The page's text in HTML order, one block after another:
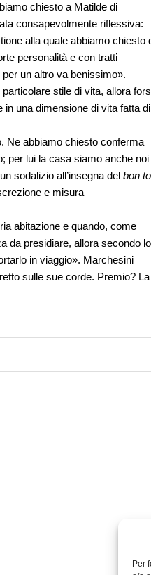
Per
chiesto a Matilde di
consapevolmente riflessiva:
alla quale abbiamo chiesto
personalità e con tratti
un altro va benissimo».
stile di vita, allora
in una dimensione di vita fatta di
Ne abbiamo chiesto conferma
per lui la casa siamo anche noi
sodalizio all’insegna del bon
e misura
abitazione e quando, come
da presidiare, allora secondo lo
in viaggio». Marchesini
sulle sue corde. Premio? La